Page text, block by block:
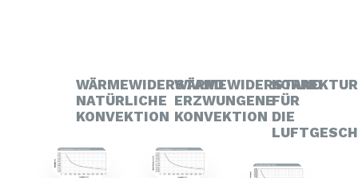
WÄRMEWIDERSTAND
NATÜRLICHE
KONVEKTION
WÄRMEWIDERSTAND
ERZWUNGENE
KONVEKTION
FÜR
DIE